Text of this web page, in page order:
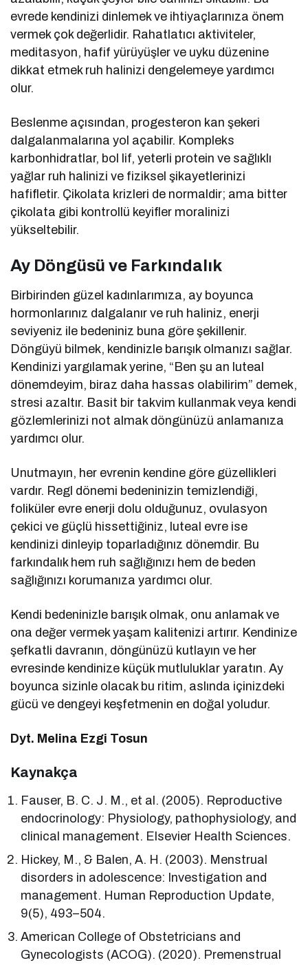
evrede kendinizi dinlemek ve ihtiyaçlarınıza önem
vermek çok değerlidir. Rahatlatıcı aktiviteler,
meditasyon, hafif yürüyüşler ve uyku düzenine
dikkat etmek ruh halinizi dengelemeye yardımcı
olur.
Beslenme açısından, progesteron kan şekeri
dalgalanmalarına yol açabilir. Kompleks
karbonhidratlar, bol lif, yeterli protein ve sağlıklı
yağlar ruh halinizi ve fiziksel şikayetlerinizi
hafifletir. Çikolata krizleri de normaldir; ama bitter
çikolata gibi kontrollü keyifler moralinizi
yükseltebilir.
Ay Döngüsü ve Farkındalık
Birbirinden güzel kadınlarımıza, ay boyunca
hormonlarınız dalgalanır ve ruh haliniz, enerji
seviyeniz ile bedeniniz buna göre şekillenir.
Döngüyü bilmek, kendinizle barışık olmanızı sağlar.
Kendinizi yargılamak yerine, “Ben şu an luteal
dönemdeyim, biraz daha hassas olabilirim” demek,
stresi azaltır. Basit bir takvim kullanmak veya kendi
gözlemlerinizi not almak döngünüzü anlamanıza
yardımcı olur.
Unutmayın, her evrenin kendine göre güzellikleri
vardır. Regl dönemi bedeninizin temizlendiği,
foliküler evre enerji dolu olduğunuz, ovulasyon
çekici ve güçlü hissettiğiniz, luteal evre ise
kendinizi dinleyip toparladığınız dönemdir. Bu
farkındalık hem ruh sağlığınızı hem de beden
sağlığınızı korumanıza yardımcı olur.
Kendi bedeninizle barışık olmak, onu anlamak ve
ona değer vermek yaşam kalitenizi artırır. Kendinize
şefkatli davranın, döngünüzü kutlayın ve her
evresinde kendinize küçük mutluluklar yaratın. Ay
boyunca sizinle olacak bu ritim, aslında içinizdeki
gücü ve dengeyi keşfetmenin en doğal yoludur.
Dyt. Melina Ezgi Tosun
Kaynakça
Fauser, B. C. J. M., et al. (2005). Reproductive
endocrinology: Physiology, pathophysiology, and
clinical management. Elsevier Health Sciences.
Hickey, M., & Balen, A. H. (2003). Menstrual
disorders in adolescence: Investigation and
management. Human Reproduction Update,
9(5), 493–504.
American College of Obstetricians and
Gynecologists (ACOG). (2020). Premenstrual